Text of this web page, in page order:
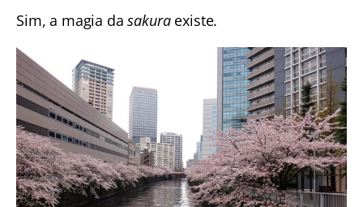
Sim, a magia dasakuraexiste.